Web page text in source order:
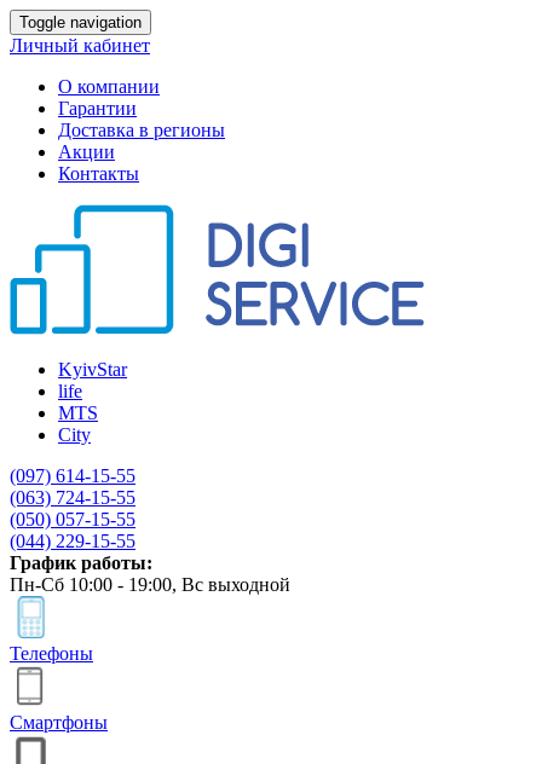
Toggle navigation
Личный кабинет
О компании
Гарантии
Доставка в регионы
Акции
Контакты
KyivStar
life
MTS
City
(097) 614-15-55
(063) 724-15-55
(050) 057-15-55
(044) 229-15-55
График работы:
Пн-Сб 10:00 - 19:00, Вс выходной
Телефоны
Смартфоны